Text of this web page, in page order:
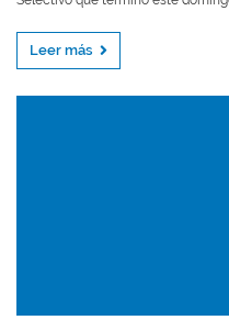
Leer más